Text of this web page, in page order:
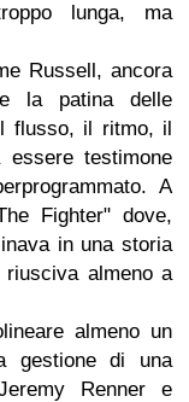
lunga, ma
Russell, ancora
la patina delle
flusso, il ritmo, il
essere testimone
A
Fighter" dove,
in una storia
almeno a
almeno un
gestione di una
Renner e